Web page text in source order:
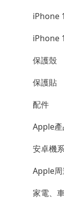
iPhone
iPhone
保護殼
保護貼
配件
Apple產
安卓機
Apple周
家電、